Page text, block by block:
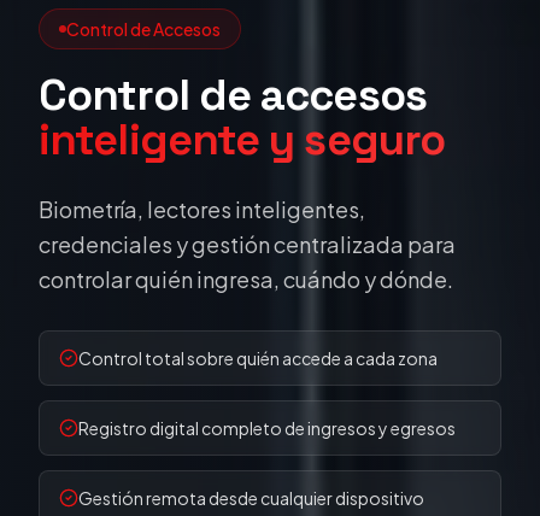
Control de Accesos
Control de accesos
inteligente y seguro
Biometría, lectores inteligentes,
credenciales y gestión centralizada para
controlar quién ingresa, cuándo y dónde.
Control total sobre quién accede a cada zona
Registro digital completo de ingresos y egresos
Gestión remota desde cualquier dispositivo